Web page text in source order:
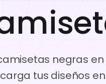
negras
tus diseños